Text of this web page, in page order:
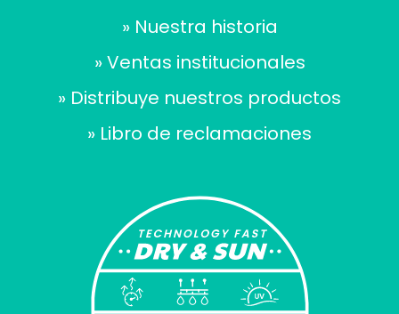
» Nuestra historia
» Ventas institucionales
» Distribuye nuestros productos
» Libro de reclamaciones